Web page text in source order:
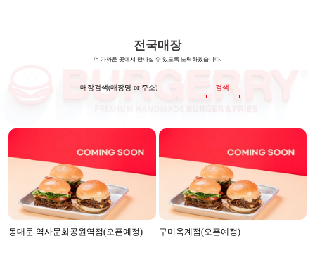
전국매장
더 가까운 곳에서 만나실 수 있도록 노력하겠습니다.
검색
동대문 역사문화공원역점(오픈예정) 구미옥계점(오픈예정)